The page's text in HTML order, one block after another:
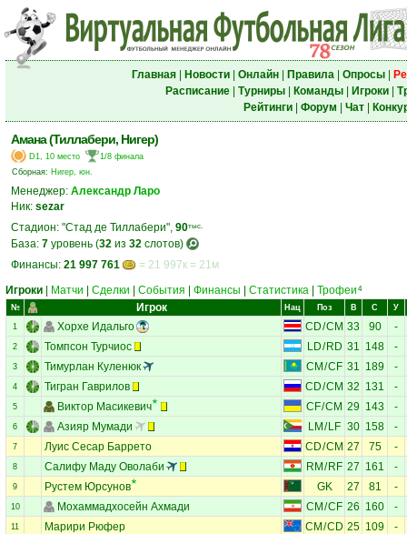
Главная| Новости| Онлайн| Правила| Опросы|
Расписание| Турниры| Команды| Игроки|
Рейтинги| Форум Чат|
Амана (Тиллабери, Нигер)
D1, 10 место
1/8 финала
Сборная: Нигер, юн.
Менеджер: Александр Ларо
Ник: sezar
Стадион: "Стад де Тиллабери", 90тыс.
База: 7 уровень (32 из 32 слотов)
Финансы: 21 997 761
= 21 997к = 21м
Игроки
Матчи Сделки События Финансы Статистика Трофеи 4
№ Игрок Нац Поз В С У
1 Хорхе Идальго CD/CM 33 90 -
2 Томпсон Турчиос LD/RD 31 148 -
3 Тимурлан Куленюк CM /CF 31 189 -
4 Тигран Гаврилов CD/CM 32 131 -
5 Виктор Масикевич CF/CM 29 143 -
6 Азияр Мумади LM / LF 30 158 -
7 Луис Сесар Баррето CD/CM 27 75 -
8 Салифу Маду Оволаби RM / RF 27 161 -
9 Рустем Юрсунов GK 27 81 -
10 Мохаммадхосейн Ахмади CM /CF 26 160 -
11 Марири Рюфер CM /CD 25 109 -